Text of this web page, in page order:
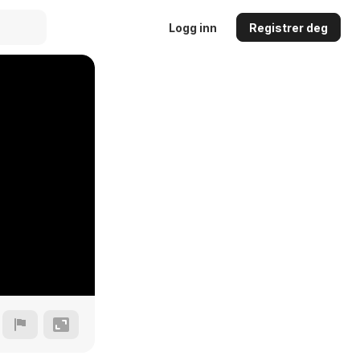
Logg inn Registrer deg